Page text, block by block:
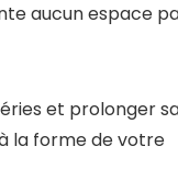
aucun espace
et prolonger
la forme de votre